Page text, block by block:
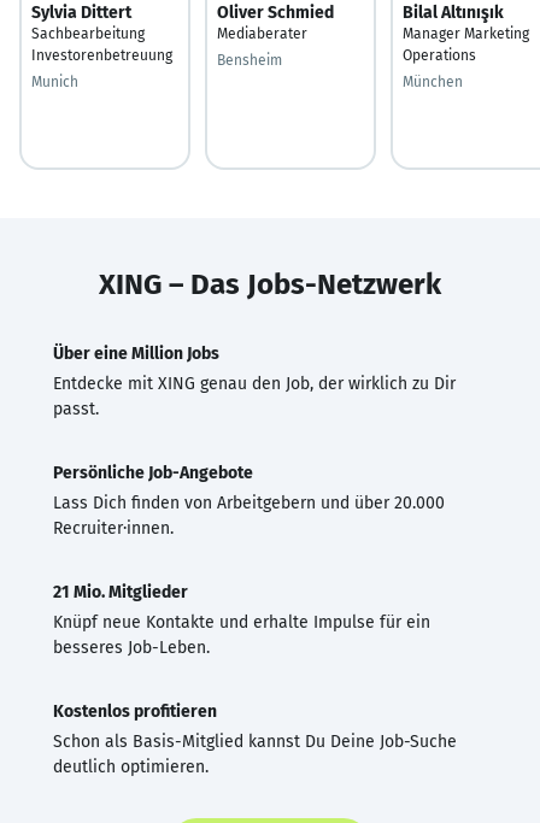
Sylvia Dittert
Sachbearbeitung
Investorenbetreuung
Munich
Oliver Schmied
Mediaberater
Bensheim
Bilal Altınışık
Manager Marketing
Operations
München
XING – Das Jobs-Netzwerk
Über eine Million Jobs
Entdecke mit XING genau den Job, der wirklich zu Dir
passt.
Persönliche Job-Angebote
Lass Dich finden von Arbeitgebern und über 20.000
Recruiter·innen.
21 Mio. Mitglieder
Knüpf neue Kontakte und erhalte Impulse für ein
besseres Job-Leben.
Kostenlos profitieren
Schon als Basis-Mitglied kannst Du Deine Job-Suche
deutlich optimieren.